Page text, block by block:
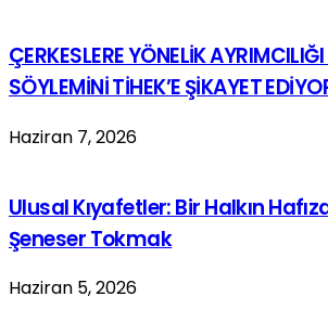
ÇERKESLERE YÖNELİK AYRIMCILIĞI
SÖYLEMİNİ TİHEK’E ŞİKAYET
Haziran 7, 2026
Ulusal Kıyafetler: Bir Halkın
Şeneser Tokmak
Haziran 5, 2026